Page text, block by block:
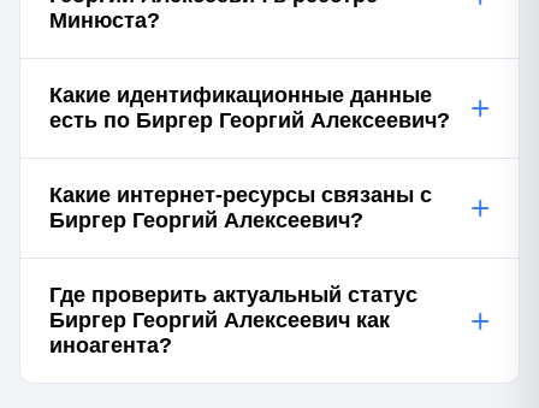
Минюста?
Какие идентификационные данные
есть по Биргер Георгий Алексеевич?
+
Какие интернет-ресурсы связаны с
Биргер Георгий Алексеевич?
+
Где проверить актуальный статус
Биргер Георгий Алексеевич как
иноагента?
+